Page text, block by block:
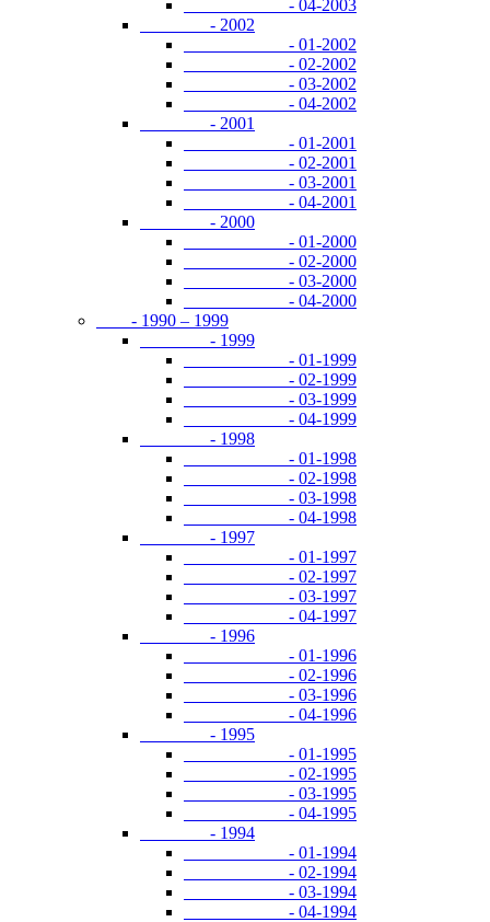
- 04-2003
- 2002
- 01-2002
- 02-2002
- 03-2002
- 04-2002
- 2001
- 01-2001
- 02-2001
- 03-2001
- 04-2001
- 2000
- 01-2000
- 02-2000
- 03-2000
- 04-2000
- 1990 – 1999
- 1999
- 01-1999
- 02-1999
- 03-1999
- 04-1999
- 1998
- 01-1998
- 02-1998
- 03-1998
- 04-1998
- 1997
- 01-1997
- 02-1997
- 03-1997
- 04-1997
- 1996
- 01-1996
- 02-1996
- 03-1996
- 04-1996
- 1995
- 01-1995
- 02-1995
- 03-1995
- 04-1995
- 1994
- 01-1994
- 02-1994
- 03-1994
- 04-1994